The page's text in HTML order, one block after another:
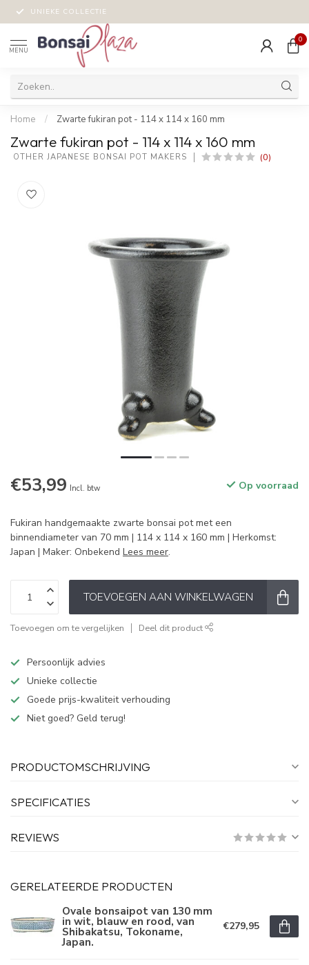
UNIEKE COLLECTIE
MENU
0
Home / Zwarte fukiran pot - 114 x 114 x 160 mm
Zwarte fukiran pot - 114 x 114 x 160 mm
OTHER JAPANESE BONSAI POT MAKERS (0)
€53,99 Incl. btw Op voorraad
Fukiran handgemaakte zwarte bonsai pot met een
binnendiameter van 70 mm | 114 x 114 x 160 mm | Herkomst:
Japan | Maker: Onbekend Lees meer.
TOEVOEGEN AAN WINKELWAGEN
Toevoegen om te vergelijken Deel dit product
Persoonlijk advies
Unieke collectie
Goede prijs-kwaliteit verhouding
Niet goed? Geld terug!
PRODUCTOMSCHRIJVING
SPECIFICATIES
REVIEWS
GERELATEERDE PRODUCTEN
Ovale bonsaipot van 130 mm
in wit, blauw en rood, van
Shibakatsu, Tokoname,
Japan.
€279,95